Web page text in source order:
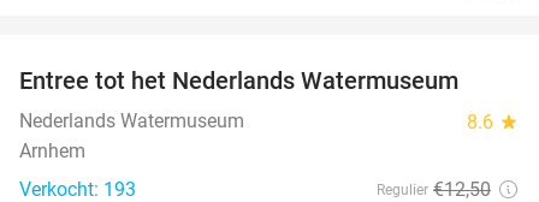
Entree tot het Nederlands Watermuseum
Nederlands Watermuseum 8.6 star
Arnhem
Verkocht: 193
Regulier €12,50